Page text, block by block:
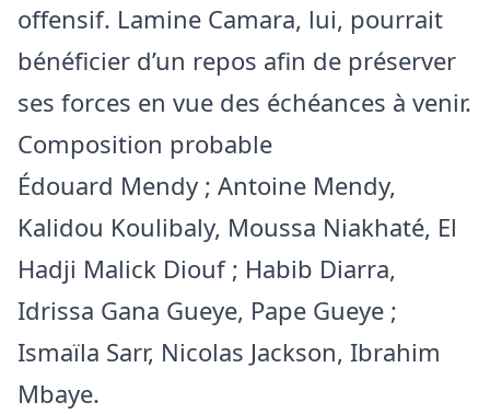
offensif. Lamine Camara, lui, pourrait
bénéficier d’un repos afin de préserver
ses forces en vue des échéances à venir.
Composition probable
Édouard Mendy ; Antoine Mendy,
Kalidou Koulibaly, Moussa Niakhaté, El
Hadji Malick Diouf ; Habib Diarra,
Idrissa Gana Gueye, Pape Gueye ;
Ismaïla Sarr, Nicolas Jackson, Ibrahim
Mbaye.